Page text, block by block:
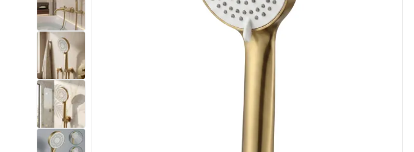
Toiletten
Wastafels
Baden en badwanden
Kranen